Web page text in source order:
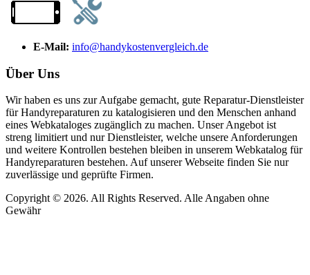
E-Mail: info@handykostenvergleich.de
Über Uns
Wir haben es uns zur Aufgabe gemacht, gute Reparatur-Dienstleister
für Handyreparaturen zu katalogisieren und den Menschen anhand
eines Webkataloges zugänglich zu machen. Unser Angebot ist
streng limitiert und nur Dienstleister, welche unsere Anforderungen
und weitere Kontrollen bestehen bleiben in unserem Webkatalog für
Handyreparaturen bestehen. Auf unserer Webseite finden Sie nur
zuverlässige und geprüfte Firmen.
Copyright © 2026. All Rights Reserved. Alle Angaben ohne
Gewähr